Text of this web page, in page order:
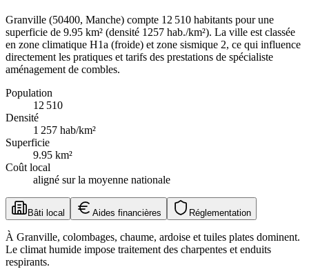
Granville (50400, Manche) compte 12 510 habitants pour une
superficie de 9.95 km² (densité 1257 hab./km²). La ville est classée
en zone climatique H1a (froide) et zone sismique 2, ce qui influence
directement les pratiques et tarifs des prestations de spécialiste
aménagement de combles.
Population
12 510
Densité
1 257 hab/km²
Superficie
9.95 km²
Coût local
aligné sur la moyenne nationale
Bâti local Aides financières Réglementation
À Granville, colombages, chaume, ardoise et tuiles plates dominent.
Le climat humide impose traitement des charpentes et enduits
respirants.